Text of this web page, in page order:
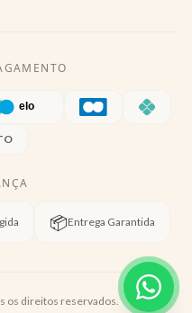
📦Entrega Garantida
os direitos reservados.